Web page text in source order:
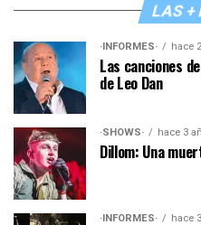
LAS +
·INFORMES· hace
Las canciones
de Leo Dan
·SHOWS· hace 3
Dillom: Una
·INFORMES· hace